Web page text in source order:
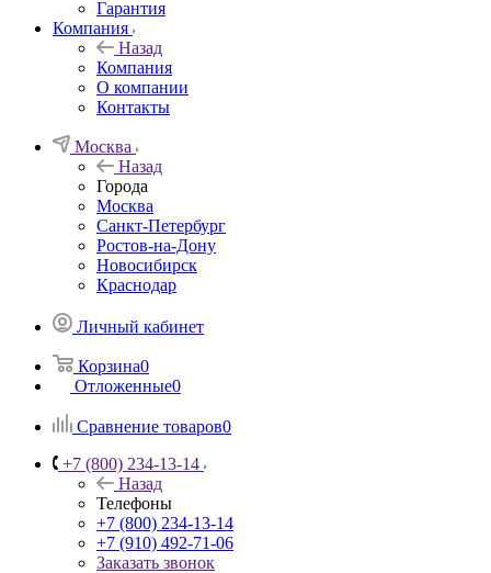
Гарантия
Компания
Назад
Компания
О компании
Контакты
Москва
Назад
Города
Москва
Санкт-Петербург
Ростов-на-Дону
Новосибирск
Краснодар
Личный кабинет
Корзина0
Отложенные0
Сравнение товаров0
+7 (800) 234-13-14
Назад
Телефоны
+7 (800) 234-13-14
+7 (910) 492-71-06
Заказать звонок